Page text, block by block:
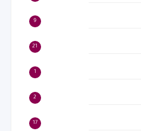
9
21
1
2
17